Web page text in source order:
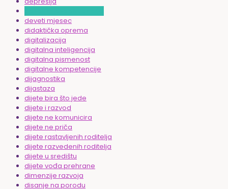
deveti mjesec
didaktička oprema
digitalizacija
digitalna inteligencija
digitalna pismenost
digitalne kompetencije
dijagnostika
dijastaza
dijete bira što jede
dijete i razvod
dijete ne komunicira
dijete ne priča
dijete rastavljenih roditelja
dijete razvedenih roditelja
dijete u središtu
dijete vođa prehrane
dimenzije razvoja
disanje na porodu